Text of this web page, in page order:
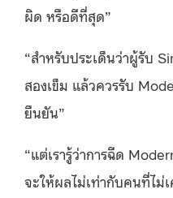
ผิด หรือดีที่สุด”
“สำหรับประเด็นว่าผู้รับ
สองเข็ม แล้วควรรับ
ยืนยัน”
“แต่เรารู้ว่าการฉีด
จะให้ผลไม่เท่ากับคนที่ไม่